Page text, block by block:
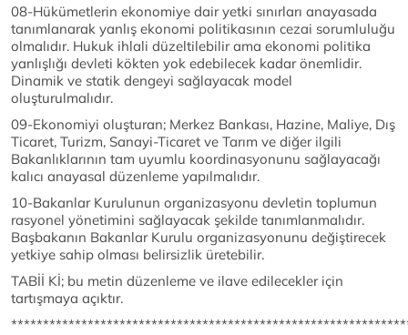
08-Hükümetlerin ekonomiye dair yetki sınırları anayasada
tanımlanarak yanlış ekonomi politikasının cezai sorumluluğu
olmalıdır. Hukuk ihlali düzeltilebilir ama ekonomi politika
yanlışlığı devleti kökten yok edebilecek kadar önemlidir.
Dinamik ve statik dengeyi sağlayacak model
oluşturulmalıdır.
09-Ekonomiyi oluşturan; Merkez Bankası, Hazine, Maliye, Dış
Ticaret, Turizm, Sanayi-Ticaret ve Tarım ve diğer ilgili
Bakanlıklarının tam uyumlu koordinasyonunu sağlayacağı
kalıcı anayasal düzenleme yapılmalıdır.
10-Bakanlar Kurulunun organizasyonu devletin toplumun
rasyonel yönetimini sağlayacak şekilde tanımlanmalıdır.
Başbakanın Bakanlar Kurulu organizasyonunu değiştirecek
yetkiye sahip olması belirsizlik üretebilir.
TABİİ Kİ; bu metin düzenleme ve ilave edilecekler için
tartışmaya açıktır.